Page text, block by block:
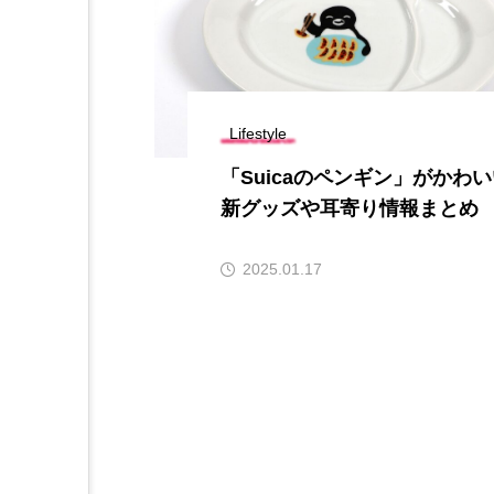
Lifestyle
「Suicaのペンギン」がかわ
新グッズや耳寄り情報まとめ
2025.01.17